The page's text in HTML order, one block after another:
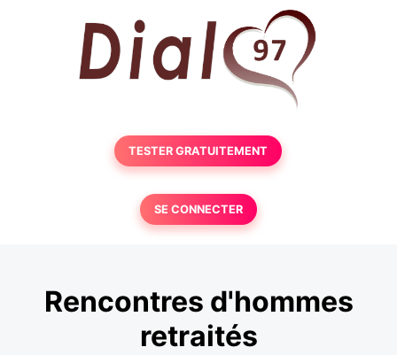
TESTER GRATUITEMENT
SE CONNECTER
Rencontres d'hommes
retraités